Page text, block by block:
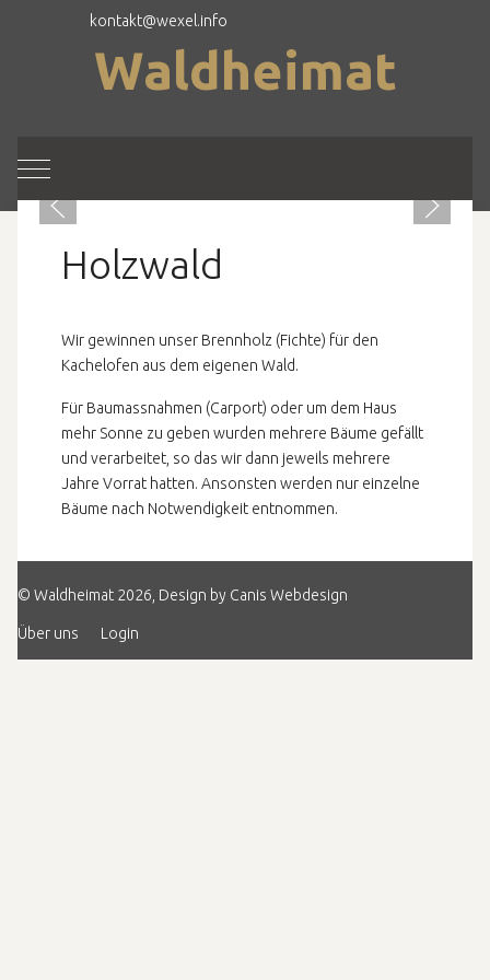
kontakt@wexel.info
Waldheimat
Mobile Menu Toggle
Holzwald
Wir gewinnen unser Brennholz (Fichte) für den
Kachelofen aus dem eigenen Wald.
Für Baumassnahmen (Carport) oder um dem Haus
mehr Sonne zu geben wurden mehrere Bäume gefällt
und verarbeitet, so das wir dann jeweils mehrere
Jahre Vorrat hatten. Ansonsten werden nur einzelne
Bäume nach Notwendigkeit entnommen.
© Waldheimat 2026, Design by Canis Webdesign
Über uns Login